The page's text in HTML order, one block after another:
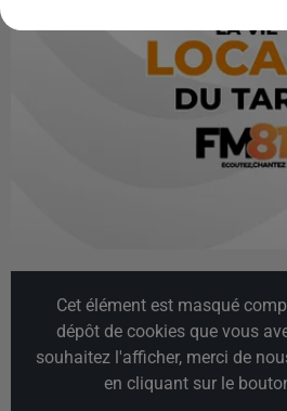
Cet élément est masqué
dépôt de cookies que vous
souhaitez l'afficher, merci de
en cliquant sur le